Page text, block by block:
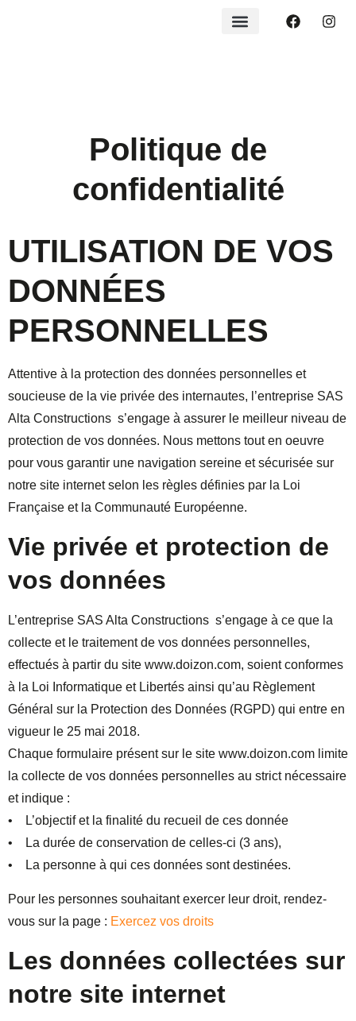
Politique de
confidentialité
UTILISATION DE VOS
DONNÉES
PERSONNELLES
Attentive à la protection des données personnelles et
soucieuse de la vie privée des internautes, l’entreprise SAS
Alta Constructions s’engage à assurer le meilleur niveau de
protection de vos données. Nous mettons tout en oeuvre
pour vous garantir une navigation sereine et sécurisée sur
notre site internet selon les règles définies par la Loi
Française et la Communauté Européenne.
Vie privée et protection de
vos données
L’entreprise SAS Alta Constructions s’engage à ce que la
collecte et le traitement de vos données personnelles,
effectués à partir du site www.doizon.com, soient conformes
à la Loi Informatique et Libertés ainsi qu’au Règlement
Général sur la Protection des Données (RGPD) qui entre en
vigueur le 25 mai 2018.
Chaque formulaire présent sur le site www.doizon.com limite
la collecte de vos données personnelles au strict nécessaire
et indique :
• L’objectif et la finalité du recueil de ces donnée
• La durée de conservation de celles-ci (3 ans),
• La personne à qui ces données sont destinées.
Pour les personnes souhaitant exercer leur droit, rendez-
vous sur la page : Exercez vos droits
Les données collectées sur
notre site internet